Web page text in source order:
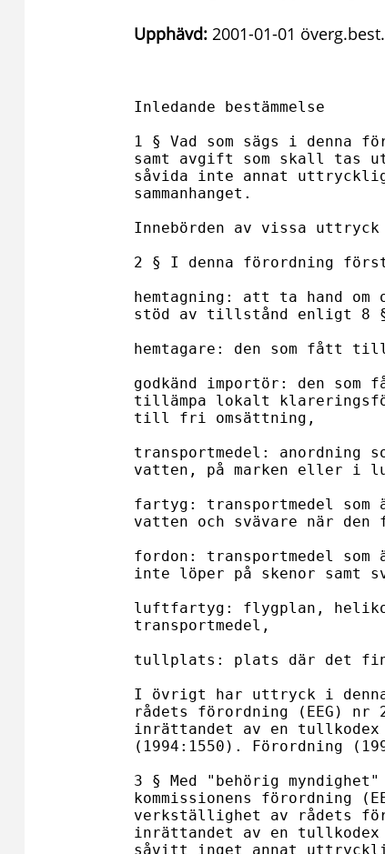
Upphävd: 2001-01-01 överg.best.